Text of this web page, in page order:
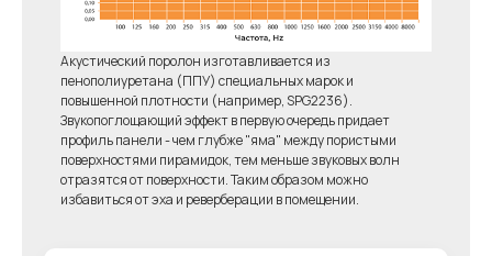
Акустический поролон изготавливается из
пенополиуретана (ППУ) специальных марок и
повышенной плотности (например, SPG2236).
Звукопоглощающий эффект в первую очередь придает
профиль панели - чем глубже "яма" между пористыми
поверхностями пирамидок, тем меньше звуковых волн
отразятся от поверхности. Таким образом можно
избавиться от эха и реверберации в помещении.